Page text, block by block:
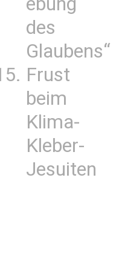
des
Glaubens“
Frust
beim
Klima-
Kleber-
Jesuiten